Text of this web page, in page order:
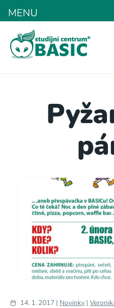
14. 1. 2017 | Novinky |
MENU